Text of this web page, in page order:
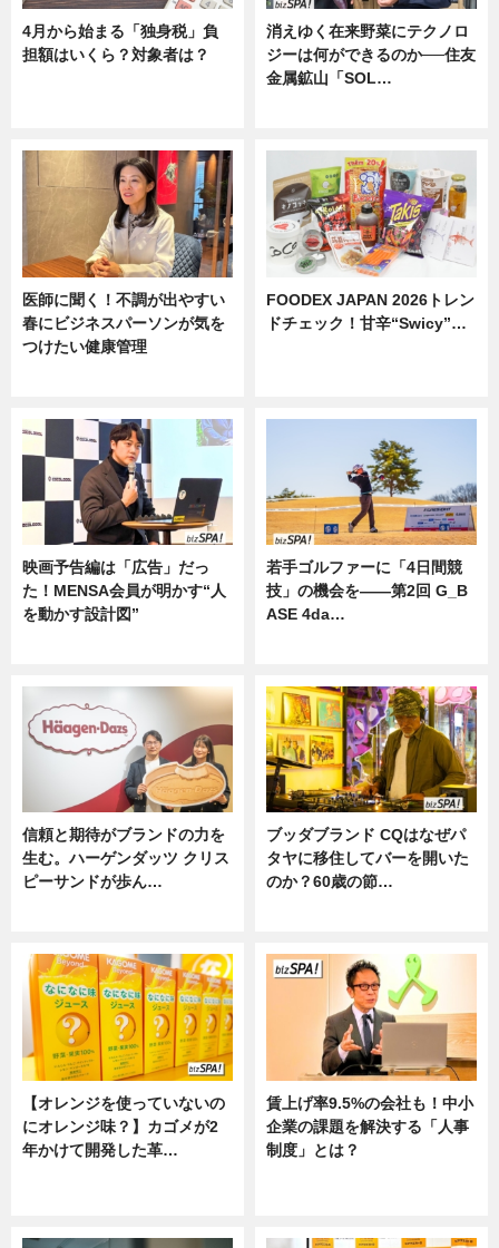
4月から始まる「独身税」負
担額はいくら？対象者は？
消えゆく在来野菜にテクノロ
ジーは何ができるのか──住友
金属鉱山「SOL…
医師に聞く！不調が出やすい
春にビジネスパーソンが気を
つけたい健康管理
FOODEX JAPAN 2026トレン
ドチェック！甘辛“Swicy”…
映画予告編は「広告」だっ
た！MENSA会員が明かす“人
を動かす設計図”
若手ゴルファーに「4日間競
技」の機会を——第2回 G_B
ASE 4da…
信頼と期待がブランドの力を
生む。ハーゲンダッツ クリス
ピーサンドが歩ん…
ブッダブランド CQはなぜパ
タヤに移住してバーを開いた
のか？60歳の節…
【オレンジを使っていないの
にオレンジ味？】カゴメが2
年かけて開発した革…
賃上げ率9.5%の会社も！中小
企業の課題を解決する「人事
制度」とは？